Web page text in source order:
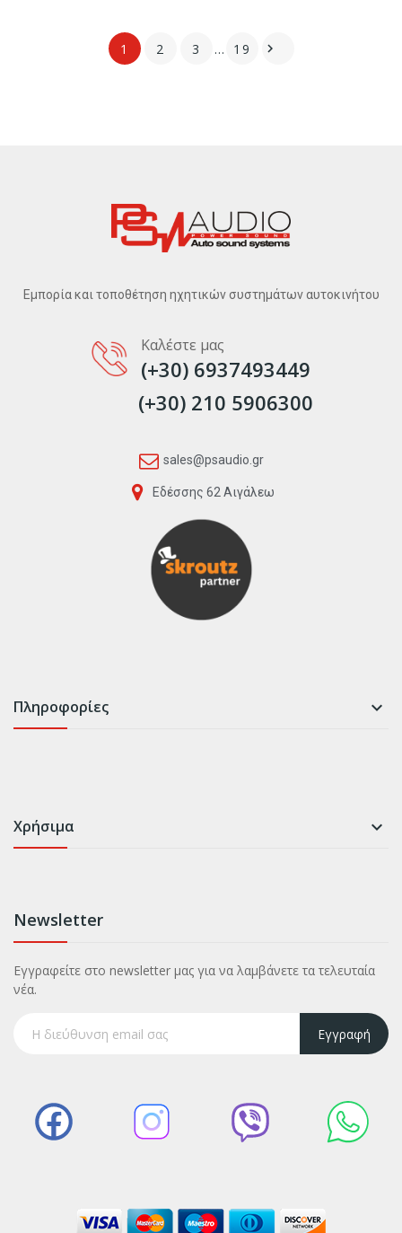
1 2 3 … 19 
Εμπορία και τοποθέτηση ηχητικών συστημάτων αυτοκινήτου
Καλέστε μας
(+30) 6937493449
(+30) 210 5906300
sales@psaudio.gr
Εδέσσης 62 Αιγάλεω
Πληροφορίες 
Χρήσιμα 
Newsletter
Εγγραφείτε στο newsletter μας για να λαμβάνετε τα τελευταία
νέα.
Εγγραφή